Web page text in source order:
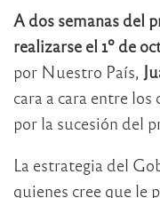
A dos semanas del
realizarse el 1º de
por Nuestro País,
cara a cara entre
por la sucesión del
La estrategia del
quienes cree que le